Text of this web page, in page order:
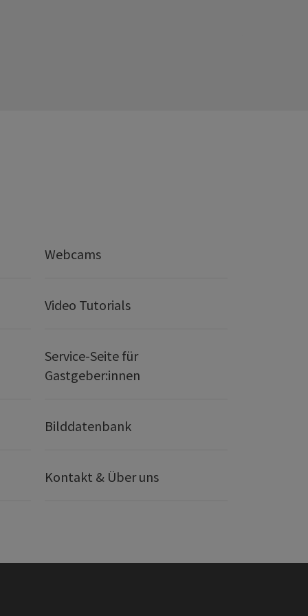
Webcams
Video Tutorials
Service-Seite für
Gastgeber:innen
Bilddatenbank
Kontakt & Über uns